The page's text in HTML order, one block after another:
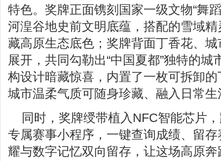
特色。奖牌正面镌刻国家一级文物“舞
河湟谷地史前文明底蕴，搭配的雪域
藏高原生态底色；奖牌背面丁香花、
展开，共同勾勒出“中国夏都”独特的城
构设计暗藏惊喜，内置了一枚可拆卸
城市温柔气质可随身珍藏、融入日常生
同时，奖牌绶带植入NFC智能芯片
专属赛事小程序，一键查询成绩、留
耀与数字记忆双向留存，让这场高原